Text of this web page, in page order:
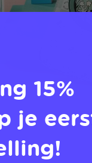
15%
je